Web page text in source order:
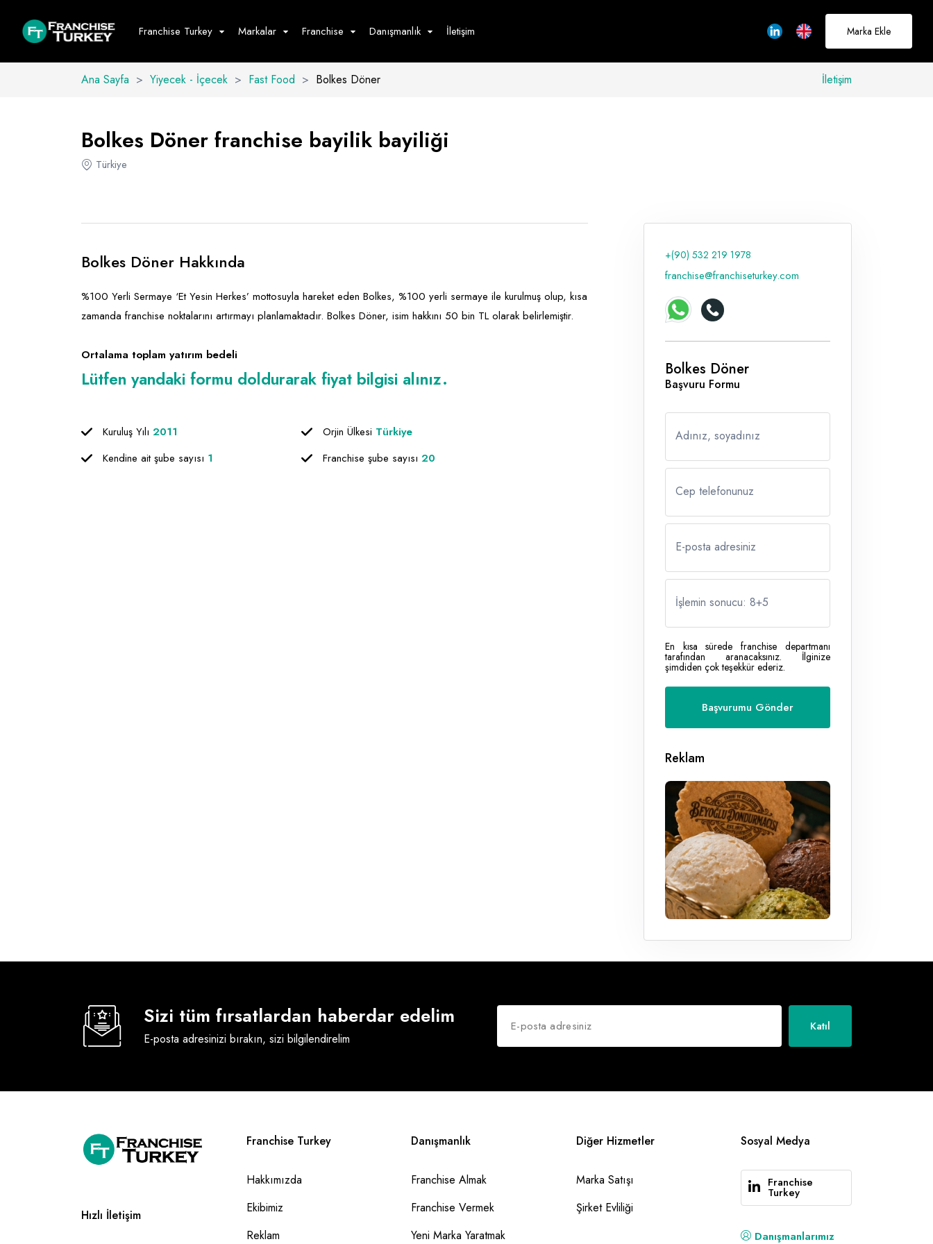
Franchise Turkey Markalar
Hepsini Göster
buradayız
Hakkımızda
Franchise Danışmanlık İletişim Marka Ekle
Ana Sayfa > Yiyecek - İçecek > Fast Food > Bolkes Döner İletişim
Bolkes Döner franchise bayilik bayiliği
Türkiye
Bolkes Döner Hakkında
%100 Yerli Sermaye ‘Et Yesin Herkes’ mottosuyla hareket eden Bolkes, %100 yerli sermaye ile kurulmuş olup, kısa
zamanda franchise noktalarını artırmayı planlamaktadır. Bolkes Döner, isim hakkını 50 bin TL olarak belirlemiştir.
Ortalama toplam yatırım bedeli
Lütfen yandaki formu doldurarak fiyat bilgisi alınız.
Kuruluş Yılı 2011 Orjin Ülkesi Türkiye
Kendine ait şube sayısı 1 Franchise şube sayısı 20
+(90) 532 219 1978
franchise@franchiseturkey.com
Bolkes Döner
Başvuru Formu
Adınız, soyadınız
Cep telefonunuz
E-posta adresiniz
İşlemin sonucu: 8+5
En kısa sürede franchise departmanı
tarafından aranacaksınız. İlginize
şimdiden çok teşekkür ederiz.
Reklam
Sizi tüm fırsatlardan haberdar edelim
E-posta adresinizi bırakın, sizi bilgilendirelim
Katıl
Hızlı İletişim
Franchise Turkey
Hakkımızda
Ekibimiz
Reklam
Danışmanlık
Franchise Almak
Franchise Vermek
Yeni Marka Yaratmak
Diğer Hizmetler
Marka Satışı
Şirket Evliliği
Sosyal Medya
Franchise
Turkey
Danışmanlarımız